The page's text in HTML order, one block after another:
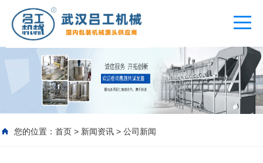
您的位置： 首页 > 新闻资讯 > 公司新闻